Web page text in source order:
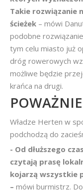
Takie rozwiązanie
ścieżek – mówi
podobne
tym celu miasto już
dróg rowerowych
możliwe będzie
krańca na drugi.
Władze Herten w
podchodzą do
- Od dłuższego
czytają prasę
kojarzą wszystkie
– mówi burmistrz.